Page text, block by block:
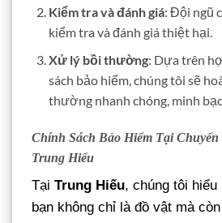
Kiểm tra và đánh giá: Đội ngũ
kiểm tra và đánh giá thiệt hại.
Xử lý bồi thường: Dựa trên
sách bảo hiểm, chúng tôi sẽ
thường nhanh chóng, minh
Chính Sách Bảo Hiểm Tại
Trung Hiếu
Tại Trung Hiếu, chúng tôi
bạn không chỉ là đồ vật mà